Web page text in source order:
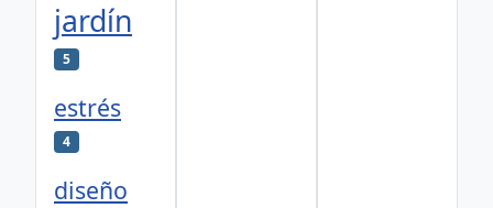
jardín
5
estrés
4
diseño